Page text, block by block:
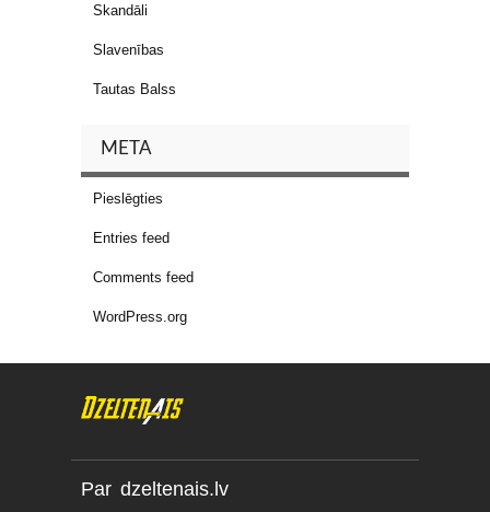
Skandāli
Slavenības
Tautas Balss
META
Pieslēgties
Entries feed
Comments feed
WordPress.org
Par dzeltenais.lv